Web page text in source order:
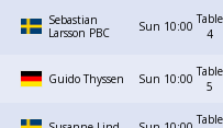
Sebastian
Larsson PBC
Sun 10:00 Table
4
Guido Thyssen Sun 10:00 Table
5
Table